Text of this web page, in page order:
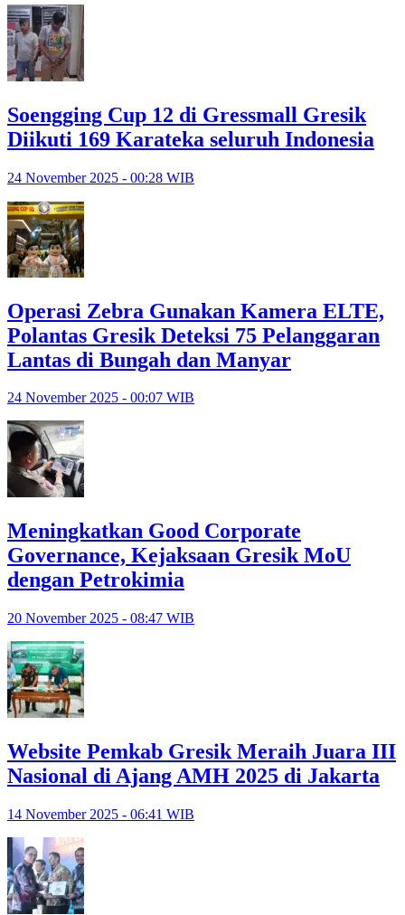
Soengging Cup 12 di Gressmall Gresik
Diikuti 169 Karateka seluruh Indonesia
24 November 2025 - 00:28 WIB
Operasi Zebra Gunakan Kamera ELTE,
Polantas Gresik Deteksi 75 Pelanggaran
Lantas di Bungah dan Manyar
24 November 2025 - 00:07 WIB
Meningkatkan Good Corporate
Governance, Kejaksaan Gresik MoU
dengan Petrokimia
20 November 2025 - 08:47 WIB
Website Pemkab Gresik Meraih Juara III
Nasional di Ajang AMH 2025 di Jakarta
14 November 2025 - 06:41 WIB